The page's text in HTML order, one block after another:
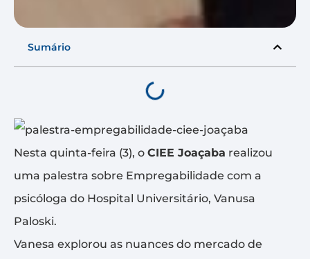
Sumário
Nesta quinta-feira (3), o CIEE Joaçaba realizou
uma palestra sobre Empregabilidade com a
psicóloga do Hospital Universitário, Vanusa
Paloski.
Vanesa explorou as nuances do mercado de